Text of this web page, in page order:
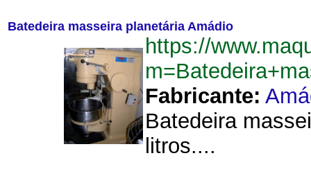
Batedeira masseira planetária Amádio
https://
Fabricante:
Batedeira
litros....